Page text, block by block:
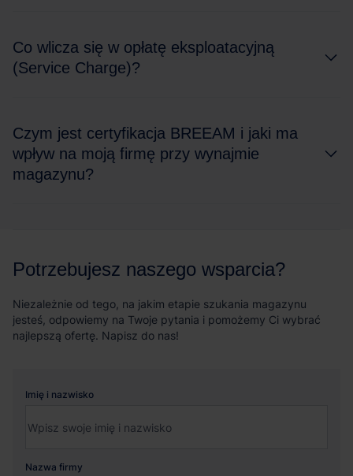
Co wlicza się w opłatę eksploatacyjną
(Service Charge)?
Czym jest certyfikacja BREEAM i jaki ma
wpływ na moją firmę przy wynajmie
magazynu?
Potrzebujesz naszego wsparcia?
Niezależnie od tego, na jakim etapie szukania magazynu
jesteś, odpowiemy na Twoje pytania i pomożemy Ci wybrać
najlepszą ofertę. Napisz do nas!
Imię i nazwisko
Nazwa firmy